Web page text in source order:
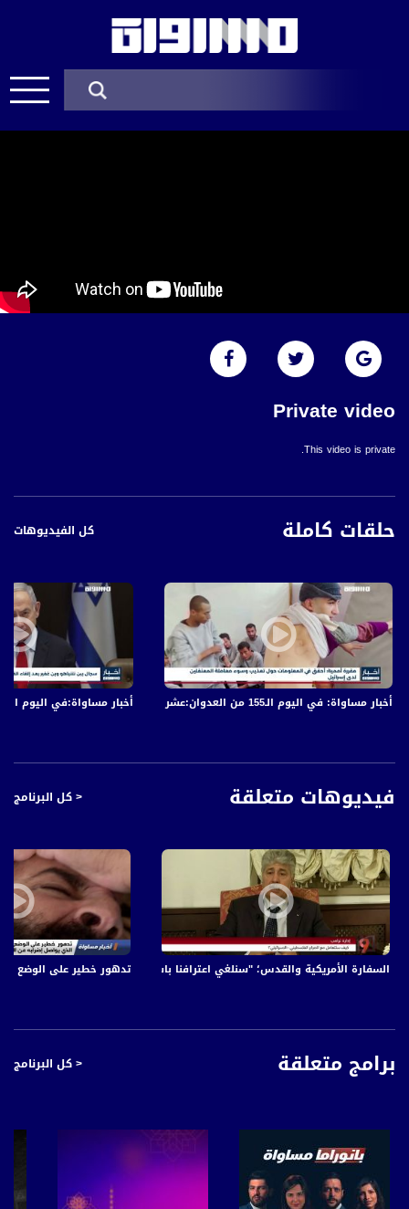
Private video
This video is private.
حلقات كاملة كل الفيديوهات
أخبار مساواة:في اليوم الـ152 من العدوان: عشرات الشهداء والجرحى في قصف الاحتلال المتواصل على قطاع غزة أخبار مساواة: في اليوم الـ155 من العدوان:عشرات الشهداء والجرحى في قصف الاحتلال المتواصل على قطاع غزة
فيديوهات متعلقة < كل البرنامج
تدهور خطير على الوضع
السفارة الأمريكية والقدس؛ "سنلغي اعترافنا باسرائيل"! - د. احمد المجدلاني -#التاسعة -
برامج متعلقة < كل البرنامج